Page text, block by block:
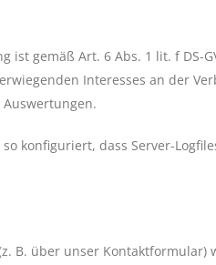
ist gemäß Art. 6 Abs. 1 lit. f DS-
Interesses an der
konfiguriert, dass Server-
B. über unser